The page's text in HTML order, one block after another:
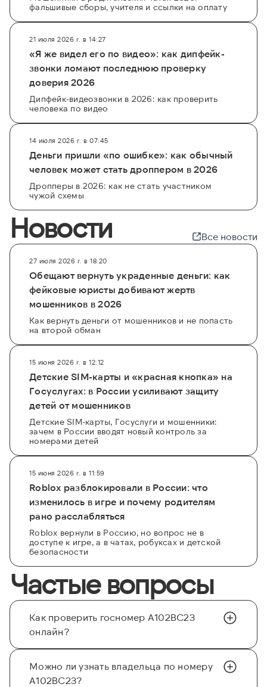
фальшивые сборы, учителя и ссылки на оплату
21 июля 2026 г. в 14:27
«Я же видел его по видео»: как дипфейк-
звонки ломают последнюю проверку
доверия 2026
Дипфейк-видеозвонки в 2026: как проверить
человека по видео
14 июля 2026 г. в 07:45
Деньги пришли «по ошибке»: как обычный
человек может стать дроппером в 2026
Дропперы в 2026: как не стать участником
чужой схемы
Новости Все новости
27 июля 2026 г. в 18:20
Обещают вернуть украденные деньги: как
фейковые юристы добивают жертв
мошенников в 2026
Как вернуть деньги от мошенников и не попасть
на второй обман
15 июня 2026 г. в 12:12
Детские SIM-карты и «красная кнопка» на
Госуслугах: в России усиливают защиту
детей от мошенников
Детские SIM-карты, Госуслуги и мошенники:
зачем в России вводят новый контроль за
номерами детей
15 июня 2026 г. в 11:59
Roblox разблокировали в России: что
изменилось в игре и почему родителям
рано расслабляться
Roblox вернули в Россию, но вопрос не в
доступе к игре, а в чатах, робуксах и детской
безопасности
Частые вопросы
Как проверить госномер А102ВС23
онлайн?
Можно ли узнать владельца по номеру
А102ВС23?